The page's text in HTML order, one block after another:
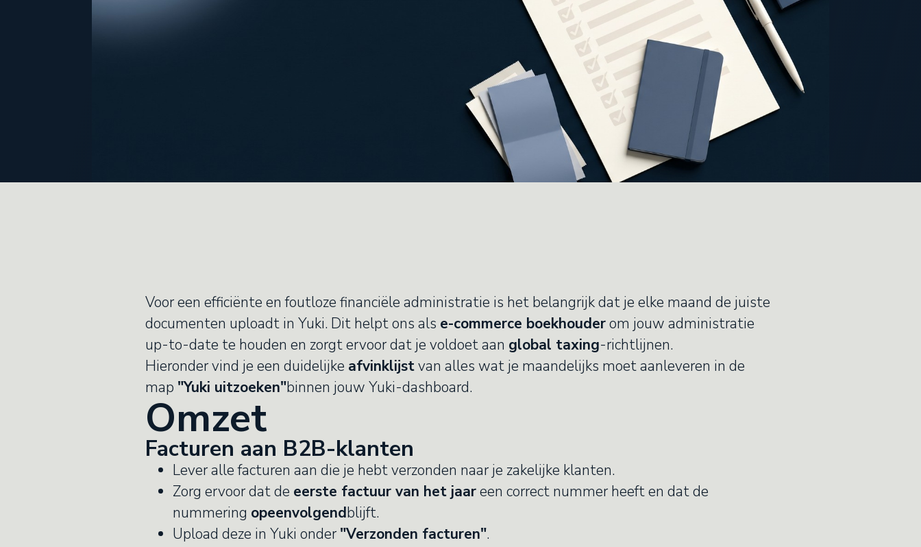
Voor een efficiënte en foutloze financiële administratie is het belangrijk dat je elke maand de juiste
documenten uploadt in Yuki. Dit helpt ons als e-commerce boekhouderom jouw administratie
up-to-date te houden en zorgt ervoor dat je voldoet aan global taxing-richtlijnen.
Hieronder vind je een duidelijke afvinklijstvan alles wat je maandelijks moet aanleveren in de
map "Yuki uitzoeken"binnen jouw Yuki-dashboard.
Omzet
Facturen aan B2B-klanten
Lever alle facturen aan die je hebt verzonden naar je zakelijke klanten.
Zorg ervoor dat de eerste factuur van het jaareen correct nummer heeft en dat de
nummering opeenvolgendblijft.
Upload deze in Yuki onder "Verzonden facturen".